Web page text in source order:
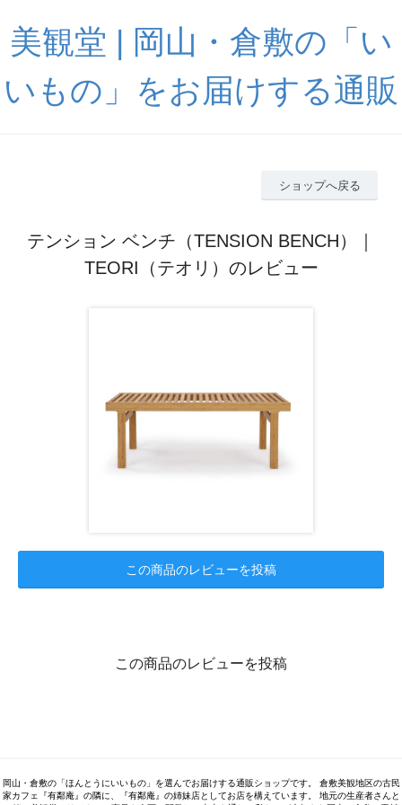
美観堂 | 岡山・倉敷の「い
いもの」をお届けする通販
ショップへ戻る
テンション ベンチ（TENSION BENCH）｜
TEORI（テオリ）のレビュー
この商品のレビューを投稿
この商品のレビューを投稿
岡山・倉敷の「ほんとうにいいもの」を選んでお届けする通販ショップです。 倉敷美観地区の古民
家カフェ『有鄰庵』の隣に、『有鄰庵』の姉妹店としてお店を構えています。 地元の生産者さんと